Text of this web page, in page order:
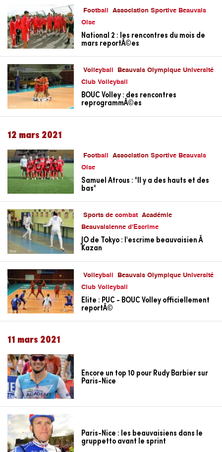
Football
Association Sportive Beauvais
Oise
National 2 : les rencontres du mois de
mars reportÃ©es
Volleyball
Beauvais Olympique Université
Club Volleyball
BOUC Volley : des rencontres
reprogrammÃ©es
12 mars 2021
Football
Association Sportive Beauvais
Oise
Samuel Atrous : "Il y a des hauts et des
bas"
Sports de combat
Académie
Beauvaisienne d'Escrime
JO de Tokyo : l'escrime beauvaisien Ã
Kazan
Volleyball
Beauvais Olympique Université
Club Volleyball
Elite : PUC - BOUC Volley officiellement
reportÃ©
11 mars 2021
Encore un top 10 pour Rudy Barbier sur
Paris-Nice
Paris-Nice : les beauvaisiens dans le
gruppetto avant le sprint